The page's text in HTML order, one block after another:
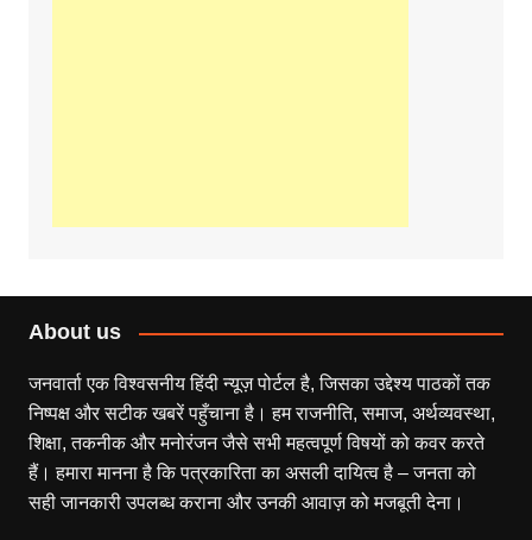
About us
जनवार्ता एक विश्वसनीय हिंदी न्यूज़ पोर्टल है, जिसका उद्देश्य पाठकों तक
निष्पक्ष और सटीक खबरें पहुँचाना है। हम राजनीति, समाज, अर्थव्यवस्था,
शिक्षा, तकनीक और मनोरंजन जैसे सभी महत्वपूर्ण विषयों को कवर करते
हैं। हमारा मानना है कि पत्रकारिता का असली दायित्व है – जनता को
सही जानकारी उपलब्ध कराना और उनकी आवाज़ को मजबूती देना।